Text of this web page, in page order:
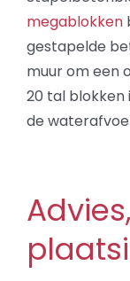
megablokken
gestapelde
muur om een
20 tal blokken
de